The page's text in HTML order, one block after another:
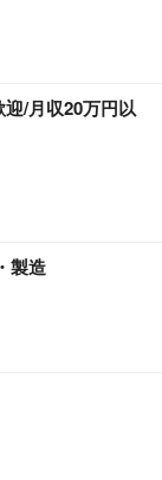
/月収20万円以
製造